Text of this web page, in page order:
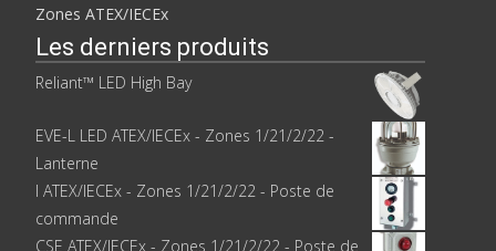
Zones ATEX/IECEx
Les derniers produits
Reliant™ LED High Bay
EVE-L LED ATEX/IECEx - Zones 1/21/2/22 -
Lanterne
I ATEX/IECEx - Zones 1/21/2/22 - Poste de
commande
CSE ATEX/IECEx - Zones 1/21/2/22 - Poste de